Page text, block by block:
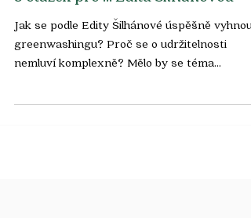
Tváře Udržitelnosti
5 otázek pro ... Editu Šilhánovou
Jak se podle Edity Šilhánové úspěšně vyhnout
nemluví komplexně? Mělo by se téma